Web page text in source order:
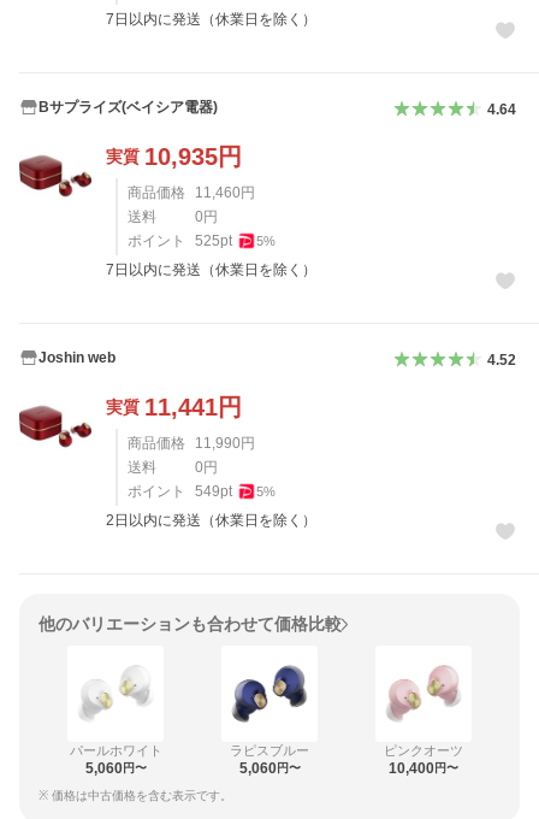
7日以内に発送（休業日を除く）
Bサプライズ(ベイシア電器) 4.64
実質 10,935円
商品価格 11,460円
送料
0円
ポイント
525pt 5%
7日以内に発送（休業日を除く）
Joshin web 4.52
実質 11,441円
商品価格 11,990円
送料
0円
ポイント
549pt 5%
2日以内に発送（休業日を除く）
他のバリエーションも合わせて価格比較
パールホワイト
5,060円〜
ラピスブルー
5,060円〜
ピンクオーツ
10,400円〜
※ 価格は中古価格を含む表示です。